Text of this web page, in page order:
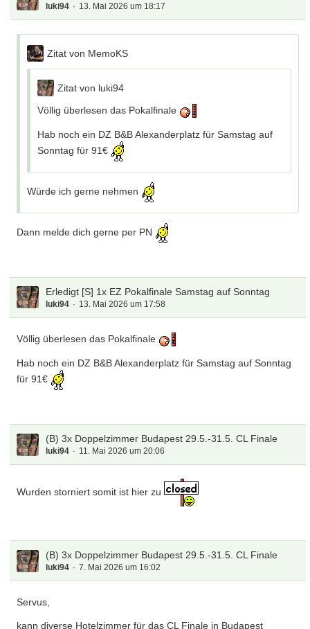
luki94 13. Mai 2026 um 18:17
Zitat von MemoKS
Zitat von luki94
Völlig überlesen das Pokalfinale
Hab noch ein DZ B&B Alexanderplatz für Samstag auf
Sonntag für 91€
Würde ich gerne nehmen
Dann melde dich gerne per PN
Erledigt [S] 1x EZ Pokalfinale Samstag auf Sonntag
luki94 13. Mai 2026 um 17:58
Völlig überlesen das Pokalfinale
Hab noch ein DZ B&B Alexanderplatz für Samstag auf Sonntag
für 91€
(B) 3x Doppelzimmer Budapest 29.5.-31.5. CL Finale
luki94 11. Mai 2026 um 20:06
Wurden storniert somit ist hier zu
(B) 3x Doppelzimmer Budapest 29.5.-31.5. CL Finale
luki94 7. Mai 2026 um 16:02
Servus,
kann diverse Hotelzimmer für das CL Finale in Budapest